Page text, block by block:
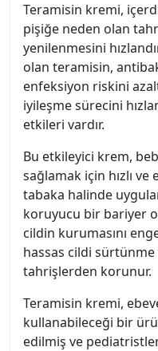
Teramisin kremi,
pişiğe neden olan
yenilenmesini
olan teramisin,
enfeksiyon riskini
iyileşme sürecini
etkileri vardır.
Bu etkileyici krem,
sağlamak için hızlı ve
tabaka halinde
koruyucu bir bariyer
cildin kurumasını
hassas cildi
tahrişlerden korunur.
Teramisin kremi,
kullanabileceği bir
edilmiş ve